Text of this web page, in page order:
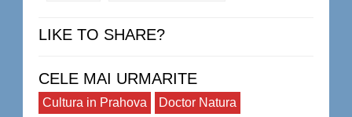
LIKE TO SHARE?
CELE MAI URMARITE
Cultura in Prahova
Doctor Natura